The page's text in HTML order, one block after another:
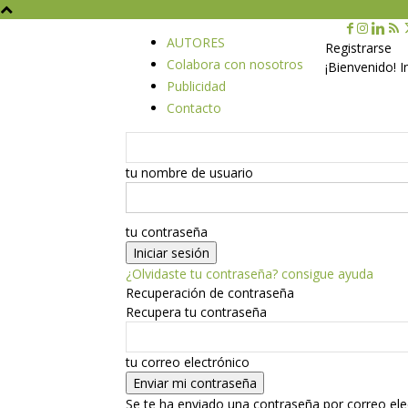
AUTORES
Colabora con nosotros
Publicidad
Contacto
Registrarse
¡Bienvenido!
tu nombre de usuario
tu contraseña
¿Olvidaste tu contraseña? consigue ayuda
Recuperación de contraseña
Recupera tu contraseña
tu correo electrónico
Se te ha enviado una contraseña por correo